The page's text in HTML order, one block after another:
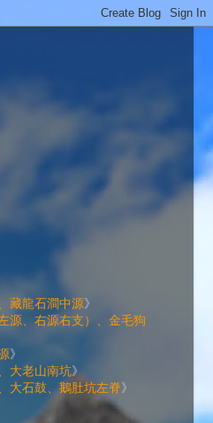
藏龍石澗中源》
源、右源右支）、金毛狗
》
大老山南坑》
大石鼓、鵝肚坑左脊》